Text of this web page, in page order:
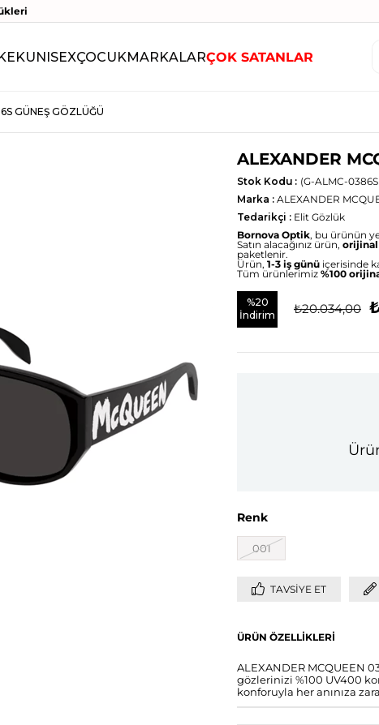
UNISEXÇOCUKMARKALARÇOK SATANLAR
GÜNEŞ GÖZLÜĞÜ
ALEXANDER
(G-ALMC-
Stok Kodu
Marka : ALEXANDER
Tedarikçi : Elit Gözlük
Bornova Optik, bu ürünün
Satın alacağınız ürün, orijinal
paketlenir.
Ürün, 1-3 iş günü içerisinde
Tüm ürünlerimiz %100
%20
İndirim
₺20.034,00
Renk
001
TAVSIYE ET
ÜRÜN ÖZELLIKLERI
ALEXANDER MCQUEEN
gözlerinizi %100 UV400
konforuyla her anınıza